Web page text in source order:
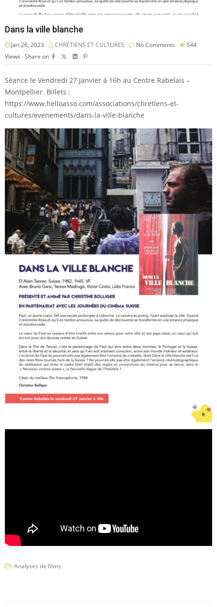
Dans la ville blanche
Jan 26, 2023 CHRÉTIENS ET CULTURES No Comments
544
Views Share on
Séance le Vendredi 27 Janvier à 16h au Centre Rabelais –
Montpellier. Billets :
https://www.helloasso.com/associations/chretiens-et-
cultures/evenements/dans-la-ville-blanche
Analyses de films